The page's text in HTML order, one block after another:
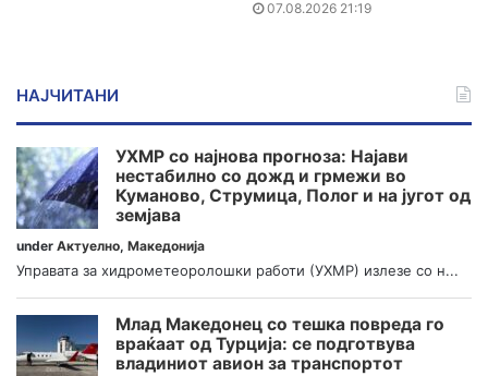
07.08.2026 21:19
НАЈЧИТАНИ
УХМР со најнова прогноза: Најави
нестабилно со дожд и грмежи во
Куманово, Струмица, Полог и на југот од
земјава
under Актуелно, Македонија
Управата за хидрометеоролошки работи (УХМР) излезе со н...
Млад Македонец со тешка повреда го
враќаат од Турција: се подготвува
владиниот авион за транспортот